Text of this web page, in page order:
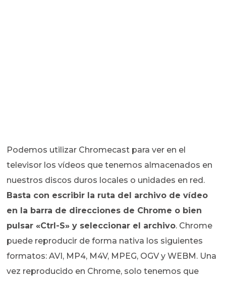
Podemos utilizar Chromecast para ver en el
televisor los vídeos que tenemos almacenados en
nuestros discos duros locales o unidades en red.
Basta con escribir la ruta del archivo de vídeo
en la barra de direcciones de Chrome o bien
pulsar «Ctrl-S» y seleccionar el archivo. Chrome
puede reproducir de forma nativa los siguientes
formatos: AVI, MP4, M4V, MPEG, OGV y WEBM. Una
vez reproducido en Chrome, solo tenemos que